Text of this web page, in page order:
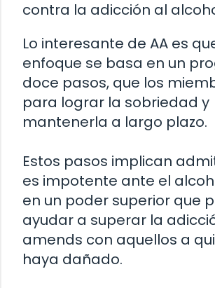
contra la adicción al
Lo interesante de AA es
enfoque se basa en un
doce pasos, que los
para lograr la sobriedad y
mantenerla a largo plazo.
Estos pasos implican
es impotente ante el
en un poder superior que
ayudar a superar la
amends con aquellos a
haya dañado.